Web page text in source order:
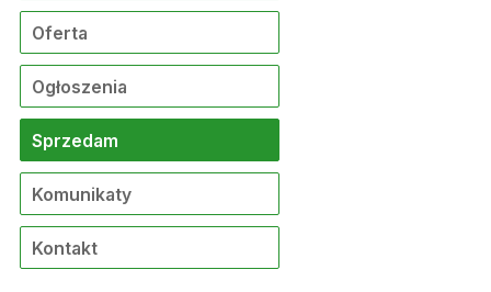
Oferta
Ogłoszenia
Sprzedam
Komunikaty
Kontakt